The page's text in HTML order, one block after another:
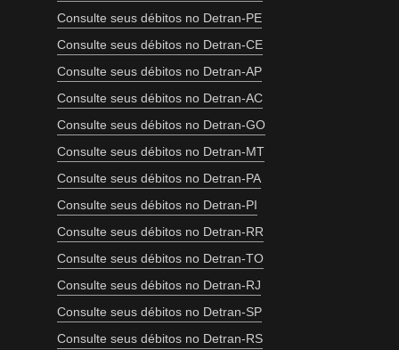
Consulte seus débitos no Detran-PE
Consulte seus débitos no Detran-CE
Consulte seus débitos no Detran-AP
Consulte seus débitos no Detran-AC
Consulte seus débitos no Detran-GO
Consulte seus débitos no Detran-MT
Consulte seus débitos no Detran-PA
Consulte seus débitos no Detran-PI
Consulte seus débitos no Detran-RR
Consulte seus débitos no Detran-TO
Consulte seus débitos no Detran-RJ
Consulte seus débitos no Detran-SP
Consulte seus débitos no Detran-RS